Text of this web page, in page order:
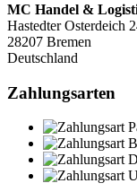
MC Handel &
Hastedter Osterdeich
28207 Bremen
Deutschland
Zahlungsarten